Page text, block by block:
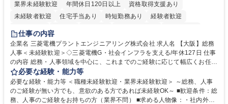
業界未経験歓迎
年間休日120日以上
資格取得支援あり
未経験者歓迎
住宅手当あり 時短勤務あり
経験者歓迎
退職金あり
駅近5分以内
土日祝休み 服装自由 寮・社宅あり 食事補助あり
仕事の内容
企業名 三菱電機プラントエンジニアリング株式会社 求人名 【大阪】総務
人事＜未経験歓迎＞◇三菱電機G・社会インフラを支える/年休127日 仕事
の内容 総務・人事領域を中心に、これまでのご経験に応じて幅広くお任せ
します。 ＜具体的には＞ ・総務/人事労務（給与・社保・勤怠管理など）
・採用・教育研修 ・福利厚生運用 など ※基本的には事務所勤務ですが、
採用や教育等の業務内容により、関西圏以外への日帰り・宿泊を伴う国内
出張もございます。 ※担当業務を持ちつつ、お互いに助け合いながら、総
必要な経験・能力等
必要な経験・能力等 ＜職種未経験歓迎・業界未経験歓迎＞ ～総務、人事
のご経験が無い方でも、意欲のある方であれば未経験OK～ ■歓迎条件：総
務、人事のご経験をお持ちの方（業界不問） ■求める人物像：・社内外の